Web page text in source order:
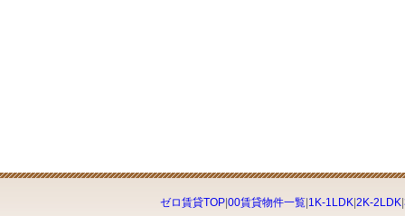
ゼロ賃貸TOP| 00賃貸物件一覧| 1K-1LDK| 2K-2LDK|